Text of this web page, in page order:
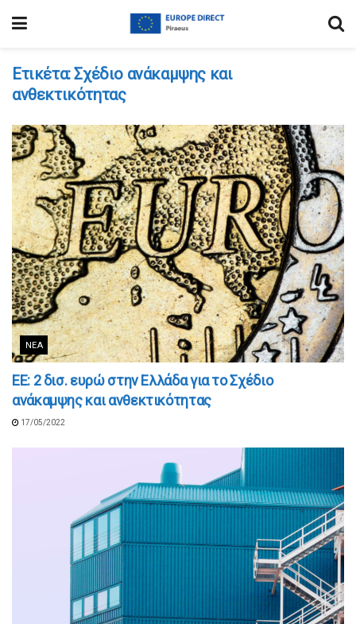
Ετικέτα:Σχέδιο ανάκαμψης και
ανθεκτικότητας
ΝΈΑ
ΕΕ: 2 δισ. ευρώ στην Ελλάδα για το Σχέδιο
ανάκαμψης και ανθεκτικότητας
17/05/2022